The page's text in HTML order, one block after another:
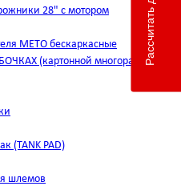
28" с мотором
METO бескаркасные
(картонной многоразовой
(TANK PAD)
шлемов